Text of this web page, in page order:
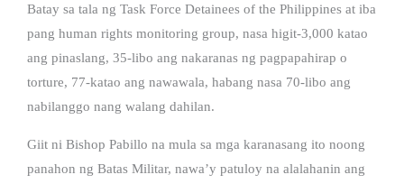
Batay sa tala ng Task Force Detainees of the Philippines at iba
pang human rights monitoring group, nasa higit-3,000 katao
ang pinaslang, 35-libo ang nakaranas ng pagpapahirap o
torture, 77-katao ang nawawala, habang nasa 70-libo ang
nabilanggo nang walang dahilan.
Giit ni Bishop Pabillo na mula sa mga karanasang ito noong
panahon ng Batas Militar, nawa’y patuloy na alalahanin ang